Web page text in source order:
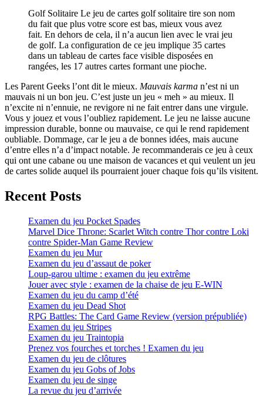
Golf Solitaire Le jeu de cartes golf solitaire tire son nom
du fait que plus votre score est bas, mieux vous avez
fait. En dehors de cela, il n’a aucun lien avec le vrai jeu
de golf. La configuration de ce jeu implique 35 cartes
dans un tableau de cartes face visible disposées en
rangées, les 17 autres cartes formant une pioche.
Les Parent Geeks l’ont dit le mieux. Mauvais karma n’est ni un
mauvais ni un bon jeu. C’est juste un jeu « meh » au mieux. Il
n’excite ni n’ennuie, ne revigore ni ne fait entrer dans une virgule.
Vous y jouez et vous l’oubliez rapidement. Le jeu ne laisse aucune
impression durable, bonne ou mauvaise, ce qui le rend rapidement
oubliable. Dommage, car le jeu a de bonnes idées, mais aucune
d’entre elles n’a d’impact notable. Je recommanderais ce jeu à ceux
qui ont une cabane ou une maison de vacances et qui veulent un jeu
de cartes solide auquel ils pourraient jouer chaque fois qu’ils visitent.
Recent Posts
Examen du jeu Pocket Spades
Marvel Dice Throne: Scarlet Witch contre Thor contre Loki
contre Spider-Man Game Review
Examen du jeu Mur
Examen du jeu d’assaut de poker
Loup-garou ultime : examen du jeu extrême
Jouer avec style : examen de la chaise de jeu E-WIN
Examen du jeu du camp d’été
Examen du jeu Dead Shot
RPG Battles: The Card Game Review (version prépubliée)
Examen du jeu Stripes
Examen du jeu Traintopia
Prenez vos fourches et torches ! Examen du jeu
Examen du jeu de clôtures
Examen du jeu Gobs of Jobs
Examen du jeu de singe
La revue du jeu d’arrivée